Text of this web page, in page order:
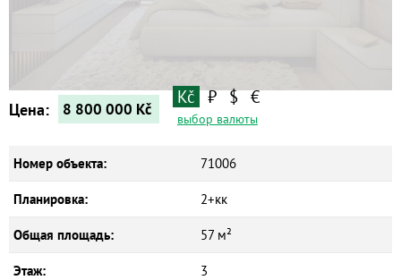
Цена: 8 800 000 Kč
Kč ₽ $ €
выбор валюты
Номер объекта: 71006
Планировка: 2+кк
Общая площадь: 57 м²
Этаж: 3